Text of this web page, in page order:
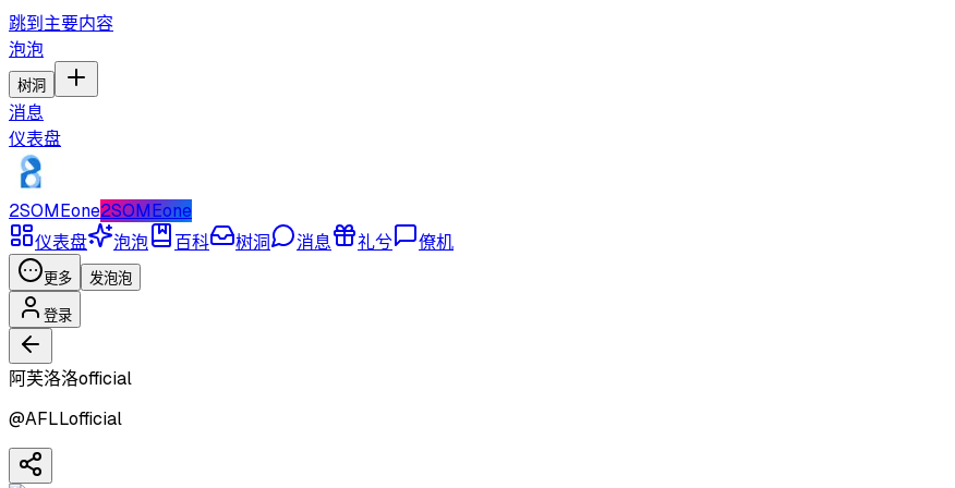
跳到主要内容
泡泡
树洞
消息
仪表盘
2SOMEone2SOMEone
仪表盘
泡泡 百科 树洞 消息 礼兮 僚机
更多 发泡泡
登录
阿芙洛洛official
@AFLLofficial